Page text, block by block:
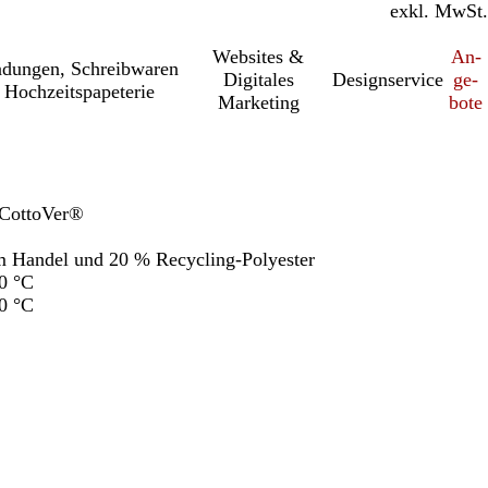
inkl. MwSt.
exkl. MwSt.
Schreib­wa­ren
Websites &
Digitales
Marketing
Designservice
An­­
ge­­
bo­­te
Handel und 20 % Recycling-Polyester
°C
°C